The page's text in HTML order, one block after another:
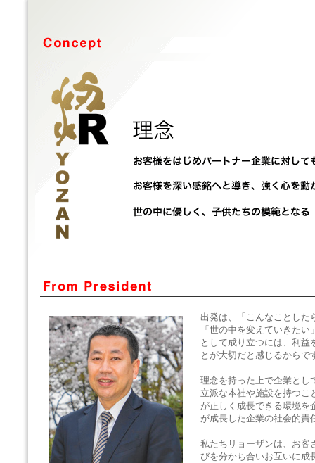
出発は、「こんなことした
「世の中を変えていきた
として成り立つには、利
とが大切だと感じるからで
理念を持った上で企業とし
立派な本社や施設を持つこ
が正しく成長できる環境を
が成長した企業の社会的責
私たちリョーザンは、お客
びを分かち合いお互いに成